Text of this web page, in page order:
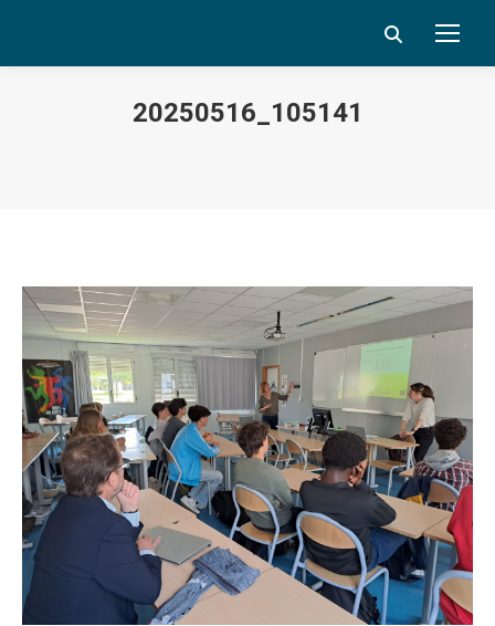
Search:
20250516_105141